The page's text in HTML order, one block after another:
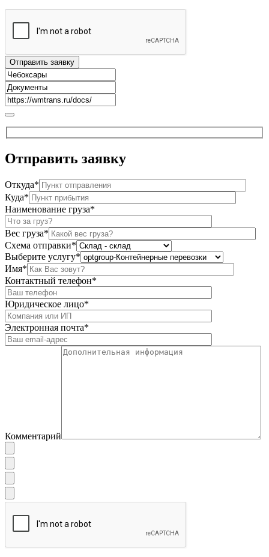
Отправить заявку
Откуда*
Куда*
Наименование груза*
Вес груза*
Схема отправки*
Выберите услугу*
Имя*
Контактный телефон*
Юридическое лицо*
Электронная почта*
Комментарий